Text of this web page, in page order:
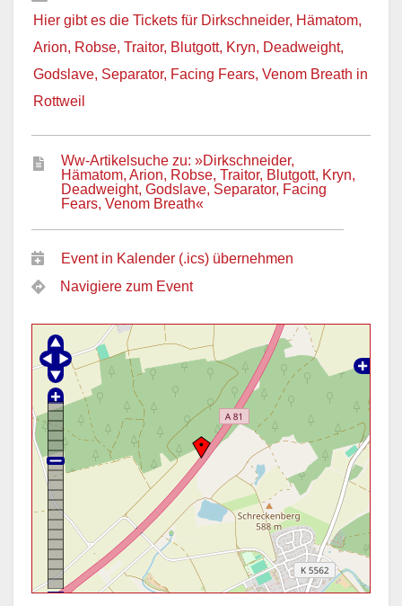
Hier gibt es die Tickets für Dirkschneider, Hämatom,
Arion, Robse, Traitor, Blutgott, Kryn, Deadweight,
Godslave, Separator, Facing Fears, Venom Breath in
Rottweil
Ww-Artikelsuche zu: »Dirkschneider,
Hämatom, Arion, Robse, Traitor, Blutgott, Kryn,
Deadweight, Godslave, Separator, Facing
Fears, Venom Breath«
Event in Kalender (.ics) übernehmen
Navigiere zum Event